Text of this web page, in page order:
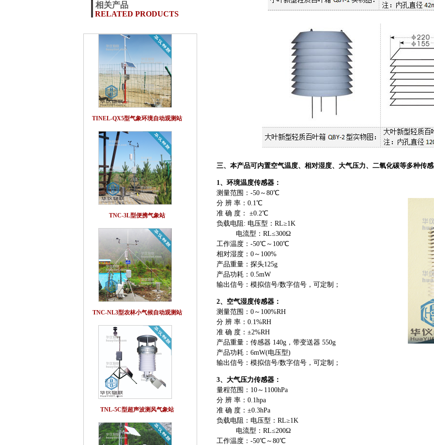
三、本产品可内置空气温度、相对湿度、大气压力、二氧化碳等多种传
1、环境温度传感器：
测量范围：-50～80℃
分 辨 率：0.1℃
准 确 度： ±0.2℃
负载电阻: 电压型：RL≥1K
电流型：RL≤300Ω
工作温度：-50℃～100℃
相对湿度：0～100%
产品重量：探头125g
产品功耗：0.5mW
输出信号：模拟信号/数字信号，可定制；
2、空气湿度传感器：
测量范围：0～100%RH
分 辨 率：0.1%RH
准 确 度：±2%RH
产品重量：传感器 140g，带变送器 550g
产品功耗：6mW(电压型)
输出信号：模拟信号/数字信号，可定制；
3、大气压力传感器：
量程范围：10～1100hPa
分 辨 率：0.1hpa
准 确 度：±0.3hPa
负载电阻：电压型：RL≥1K
电流型：RL≤200Ω
工作温度：-50℃～80℃
相关产品
RELATED PRODUCTS
TINEL-QX5型气象环境自动观测站
TNC-3L型便携气象站
TNC-NL3型农林小气候自动观测站
TNL-5C型超声波测风气象站